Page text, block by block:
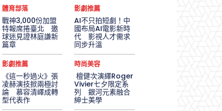
體育部落
戰神3,000份加盟
特報席捲臺北 邀
球迷見證林庭謙新
篇章
影劇推薦
AI不只拍短劇！中
國布局AI電影新時
代 影視人才需求
同步升溫
影劇推薦
《這一秒過火》張
凌赫演技掀兩極討
論 慕容清嶧成轉
型代表作
時尚美容
檀健次演繹Roger
Vivier七夕限定系
列 銀河元素融合
紳士美學